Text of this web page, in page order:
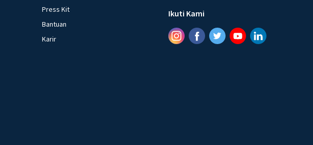
Press Kit
Bantuan
Karir
Ikuti Kami